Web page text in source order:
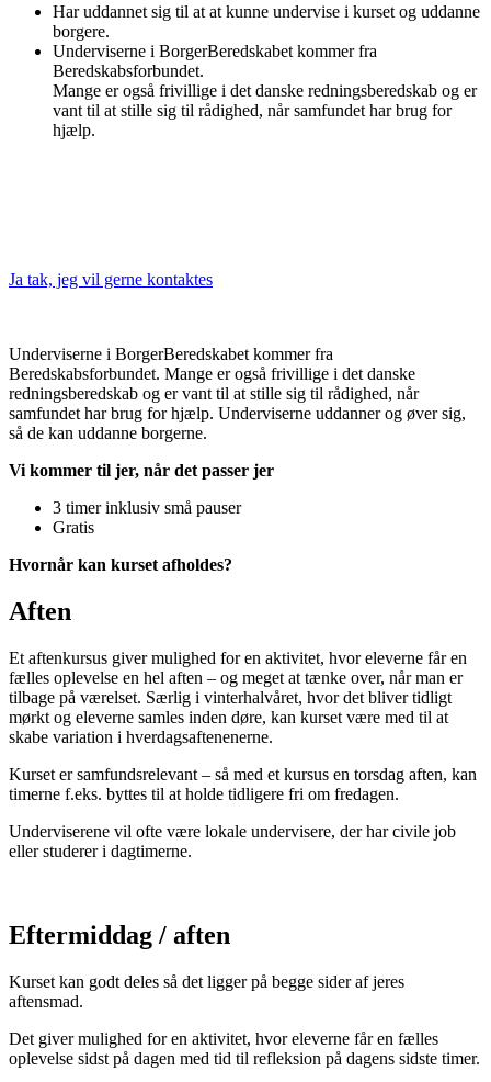
Har uddannet sig til at at kunne undervise i kurset og uddanne
borgere.
Underviserne i BorgerBeredskabet kommer fra
Beredskabsforbundet.
Mange er også frivillige i det danske redningsberedskab og er
vant til at stille sig til rådighed, når samfundet har brug for
hjælp.
Ja tak, jeg vil gerne kontaktes
Underviserne i BorgerBeredskabet kommer fra
Beredskabsforbundet. Mange er også frivillige i det danske
redningsberedskab og er vant til at stille sig til rådighed, når
samfundet har brug for hjælp. Underviserne uddanner og øver sig,
så de kan uddanne borgerne.
Vi kommer til jer, når det passer jer
3 timer inklusiv små pauser
Gratis
Hvornår kan kurset afholdes?
Aften
Et aftenkursus giver mulighed for en aktivitet, hvor eleverne får en
fælles oplevelse en hel aften – og meget at tænke over, når man er
tilbage på værelset. Særlig i vinterhalvåret, hvor det bliver tidligt
mørkt og eleverne samles inden døre, kan kurset være med til at
skabe variation i hverdagsaftenenerne.
Kurset er samfundsrelevant – så med et kursus en torsdag aften, kan
timerne f.eks. byttes til at holde tidligere fri om fredagen.
Underviserene vil ofte være lokale undervisere, der har civile job
eller studerer i dagtimerne.
Eftermiddag / aften
Kurset kan godt deles så det ligger på begge sider af jeres
aftensmad.
Det giver mulighed for en aktivitet, hvor eleverne får en fælles
oplevelse sidst på dagen med tid til refleksion på dagens sidste timer.